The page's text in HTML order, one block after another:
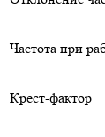
Частота при
Крест-фактор